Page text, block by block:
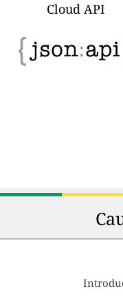
Cloud API